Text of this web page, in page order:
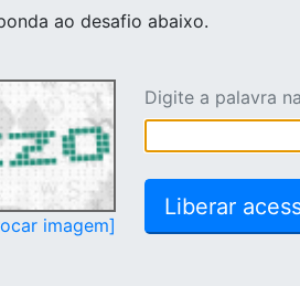
ao desafio abaixo.
imagem]
Digite a palavra